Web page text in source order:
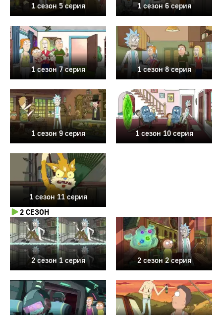
1 сезон 5 серия 1 сезон 6 серия
1 сезон 7 серия 1 сезон 8 серия
1 сезон 9 серия 1 сезон 10 серия
1 сезон 11 серия
2 СЕЗОН
2 сезон 1 серия 2 сезон 2 серия